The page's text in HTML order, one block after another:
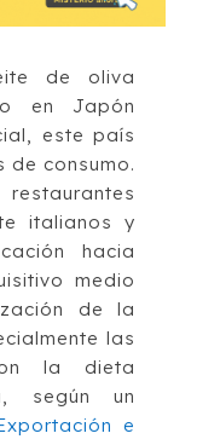
de oliva
en Japón
este país
de consumo.
italianos y
hacia
medio
de la
las
la dieta
según un
e